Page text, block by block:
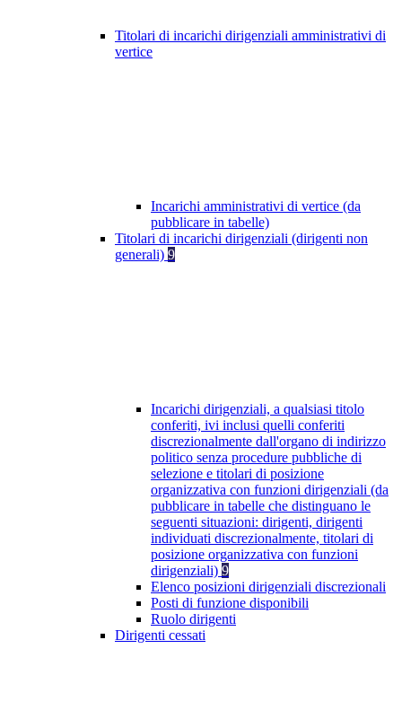
Titolari di incarichi dirigenziali amministrativi di
vertice
Incarichi amministrativi di vertice (da
pubblicare in tabelle)
Titolari di incarichi dirigenziali (dirigenti non
generali) 9
Incarichi dirigenziali, a qualsiasi titolo
conferiti, ivi inclusi quelli conferiti
discrezionalmente dall'organo di indirizzo
politico senza procedure pubbliche di
selezione e titolari di posizione
organizzativa con funzioni dirigenziali (da
pubblicare in tabelle che distinguano le
seguenti situazioni: dirigenti, dirigenti
individuati discrezionalmente, titolari di
posizione organizzativa con funzioni
dirigenziali) 9
Elenco posizioni dirigenziali discrezionali
Posti di funzione disponibili
Ruolo dirigenti
Dirigenti cessati